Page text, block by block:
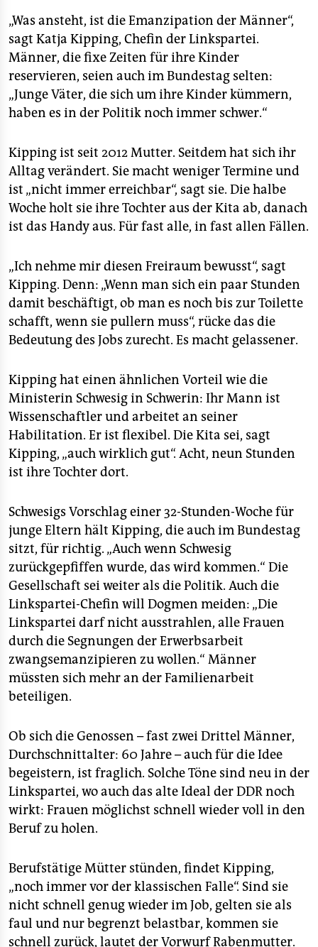
„Was ansteht, ist die Emanzipation der Männer“,
sagt Katja Kipping, Chefin der Linkspartei.
Männer, die fixe Zeiten für ihre Kinder
reservieren, seien auch im Bundestag selten:
„Junge Väter, die sich um ihre Kinder kümmern,
haben es in der Politik noch immer schwer.“
Kipping ist seit 2012 Mutter. Seitdem hat sich ihr
Alltag verändert. Sie macht weniger Termine und
ist „nicht immer erreichbar“, sagt sie. Die halbe
Woche holt sie ihre Tochter aus der Kita ab, danach
ist das Handy aus. Für fast alle, in fast allen Fällen.
„Ich nehme mir diesen Freiraum bewusst“, sagt
Kipping. Denn: „Wenn man sich ein paar Stunden
damit beschäftigt, ob man es noch bis zur Toilette
schafft, wenn sie pullern muss“, rücke das die
Bedeutung des Jobs zurecht. Es macht gelassener.
Kipping hat einen ähnlichen Vorteil wie die
Ministerin Schwesig in Schwerin: Ihr Mann ist
Wissenschaftler und arbeitet an seiner
Habilitation. Er ist flexibel. Die Kita sei, sagt
Kipping, „auch wirklich gut“. Acht, neun Stunden
ist ihre Tochter dort.
Schwesigs Vorschlag einer 32-Stunden-Woche für
junge Eltern hält Kipping, die auch im Bundestag
sitzt, für richtig. „Auch wenn Schwesig
zurückgepfiffen wurde, das wird kommen.“ Die
Gesellschaft sei weiter als die Politik. Auch die
Linkspartei-Chefin will Dogmen meiden: „Die
Linkspartei darf nicht ausstrahlen, alle Frauen
durch die Segnungen der Erwerbsarbeit
zwangsemanzipieren zu wollen.“ Männer
müssten sich mehr an der Familienarbeit
beteiligen.
Ob sich die Genossen – fast zwei Drittel Männer,
Durchschnittalter: 60 Jahre – auch für die Idee
begeistern, ist fraglich. Solche Töne sind neu in der
Linkspartei, wo auch das alte Ideal der DDR noch
wirkt: Frauen möglichst schnell wieder voll in den
Beruf zu holen.
Berufstätige Mütter stünden, findet Kipping,
„noch immer vor der klassischen Falle“. Sind sie
nicht schnell genug wieder im Job, gelten sie als
faul und nur begrenzt belastbar, kommen sie
schnell zurück, lautet der Vorwurf Rabenmutter.